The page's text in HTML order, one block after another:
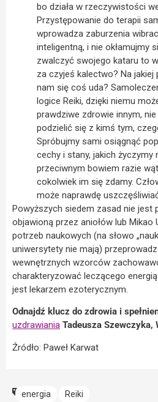
bo działa w rzeczywistości
Przystępowanie do terapii
wprowadza zaburzenia
inteligentną, i nie okłamujmy
zwalczyć swojego kataru to
za czyjeś kalectwo? Na jakiej
nam się coś uda?
logice Reiki, dzięki niemu
prawdziwe zdrowie innym,
podzielić się z kimś tym,
Spróbujmy sami osiągnąć
cechy i stany, jakich
przeciwnym bowiem razie
cokolwiek im się zdamy.
może naprawdę
Powyższych siedem zasad nie jest
objawioną przez aniołów lub Mikao
potrzeb naukowych (na słowo
uniwersytety nie mają)
wewnętrznych wzorców
charakteryzować leczącego
jest lekarzem ezoterycznym.
Odnajdź klucz do zdrowia i
uzdrawiania Tadeusza
Źródło: Paweł Karwat
energia Reiki